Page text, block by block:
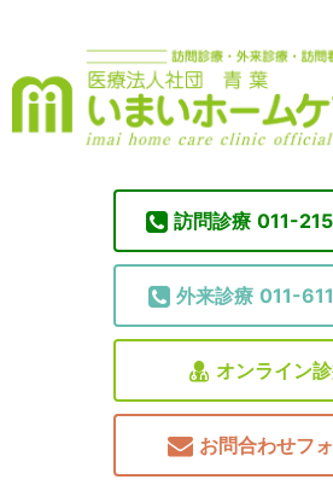
訪問診療 011-
外来診療 011-
オンライン
お問合わせフ